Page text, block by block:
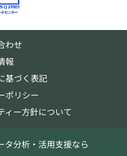
わせ
報
基づく表記
ポリシー
ィー方針について
分析・活用支援なら